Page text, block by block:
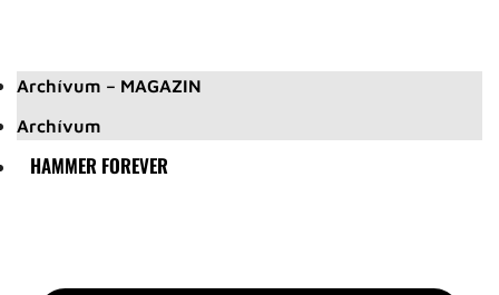
Archívum – MAGAZIN
Archívum
HAMMER FOREVER